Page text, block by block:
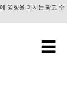
영향을 미치는 광고 수
☰